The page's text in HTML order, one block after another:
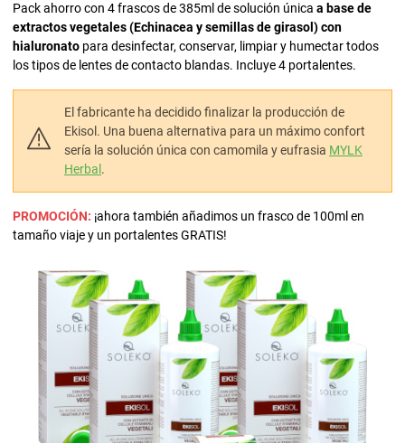
Pack ahorro con 4 frascos de 385ml de solución única a base de
extractos vegetales (Echinacea y semillas de girasol) con
hialuronato para desinfectar, conservar, limpiar y humectar todos
los tipos de lentes de contacto blandas. Incluye 4 portalentes.
El fabricante ha decidido finalizar la producción de
Ekisol. Una buena alternativa para un máximo confort
sería la solución única con camomila y eufrasia MYLK
Herbal .
PROMOCIÓN: ¡ahora también añadimos un frasco de 100ml en
tamaño viaje y un portalentes GRATIS!